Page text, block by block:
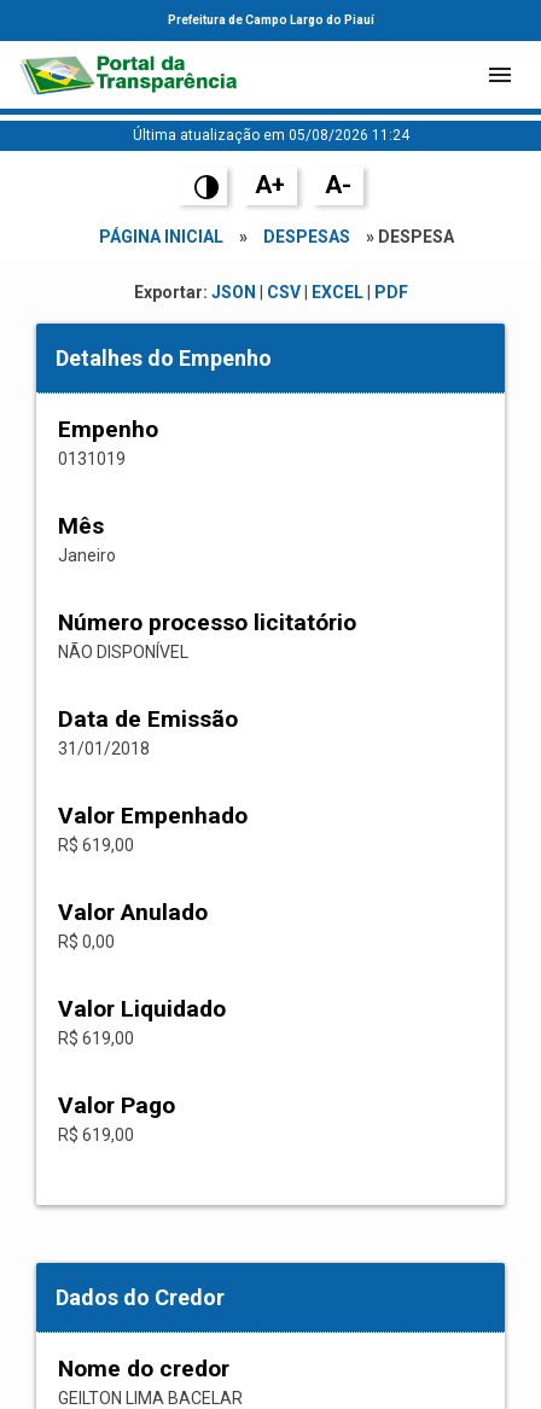
Prefeitura de Campo Largo do Piauí
Última atualização em 05/08/2026 11:24
A+ A-
PÁGINA INICIAL » DESPESAS » DESPESA
Exportar: JSON CSV| EXCEL| PDF
Detalhes do Empenho
Empenho
0131019
Mês
Janeiro
Número processo licitatório
NÃO DISPONÍVEL
Data de Emissão
31/01/2018
Valor Empenhado
R$ 619,00
Valor Anulado
R$ 0,00
Valor Liquidado
R$ 619,00
Valor Pago
R$ 619,00
Dados do Credor
Nome do credor
GEILTON LIMA BACELAR